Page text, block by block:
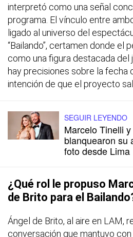
interpretó como una señal
programa. El vínculo entre
ligado al universo del
“Bailando”, certamen donde el
como una figura destacada del
hay precisiones sobre la fecha
intención de que el proyecto
SEGUIR LEYENDO
Marcelo Tinelli
blanquearon su
foto desde Lima
¿Qué rol le propuso
de Brito para el
Ángel de Brito, al aire en LAM,
conversación que mantuvo con